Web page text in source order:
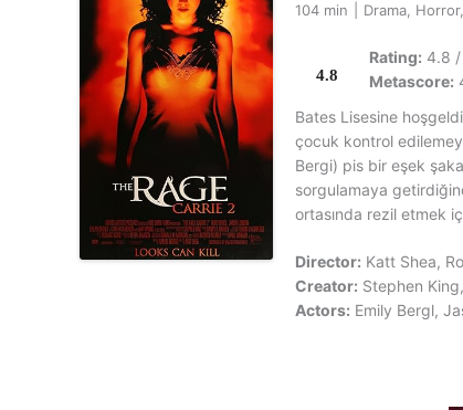
104 min Drama,
4.8
Rating: 4.8 /
Metascore:
Bates Lisesine
çocuk kontrol
Bergi) pis bir eşek
sorgulamaya
ortasında rezil etmek
Director: Katt Shea,
Creator: Stephen
Actors: Emily Bergl,